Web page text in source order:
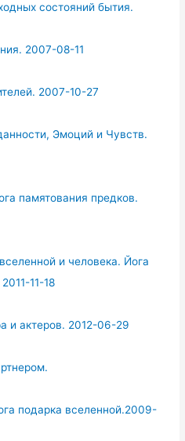
состояний бытия.
2007-08-11
2007-10-27
Эмоций и Чувств.
памятования предков.
и человека. Йога
11-18
и актеров. 2012-06-29
подарка вселенной.2009-